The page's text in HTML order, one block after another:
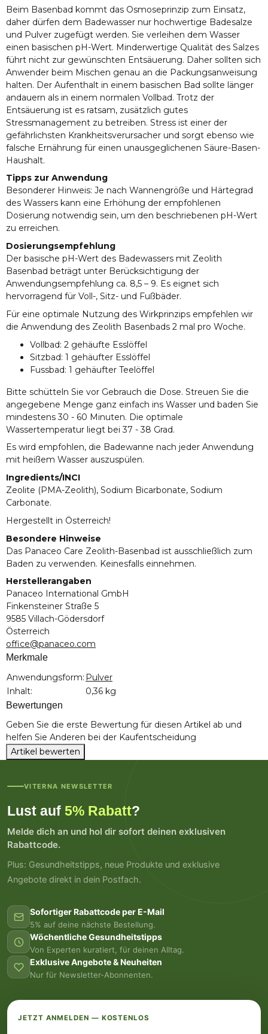
Beim Basenbad kommt das Osmoseprinzip zum Einsatz,
daher dürfen dem Badewasser nur hochwertige Badesalze
und Pulver zugefügt werden. Sie verleihen dem Wasser
einen basischen pH-Wert. Minderwertige Qualität des Salzes
führt nicht zur gewünschten Entsäuerung. Daher sollten sich
Anwender beim Mischen genau an die Packungsanweisung
halten. Der Aufenthalt in einem basischen Bad sollte länger
andauern als in einem normalen Vollbad. Trotz der
Entsäuerung ist es ratsam, zusätzlich gutes
Stressmanagement zu betreiben. Stress ist einer der
gefährlichsten Krankheitsverursacher und sorgt ebenso wie
falsche Ernährung für einen unausgeglichenen Säure-Basen-
Haushalt.
Tipps zur Anwendung
Besonderer Hinweis: Je nach Wannengröße und Härtegrad
des Wassers kann eine Erhöhung der empfohlenen
Dosierung notwendig sein, um den beschriebenen pH-Wert
zu erreichen.
Dosierungsempfehlung
Der basische pH-Wert des Badewassers mit Zeolith
Basenbad beträgt unter Berücksichtigung der
Anwendungsempfehlung ca. 8,5 – 9. Es eignet sich
hervorragend für Voll-, Sitz- und Fußbäder.
Für eine optimale Nutzung des Wirkprinzips empfehlen wir
die Anwendung des Zeolith Basenbads 2 mal pro Woche.
Vollbad: 2 gehäufte Esslöffel
Sitzbad: 1 gehäufter Esslöffel
Fussbad: 1 gehäufter Teelöffel
Bitte schütteln Sie vor Gebrauch die Dose. Streuen Sie die
angegebene Menge ganz einfach ins Wasser und baden Sie
mindestens 30 - 60 Minuten. Die optimale
Wassertemperatur liegt bei 37 - 38 Grad.
Es wird empfohlen, die Badewanne nach jeder Anwendung
mit heißem Wasser auszuspülen.
Ingredients/INCI
Zeolite (PMA-Zeolith), Sodium Bicarbonate, Sodium
Carbonate.
Hergestellt in Österreich!
Besondere Hinweise
Das Panaceo Care Zeolith-Basenbad ist ausschließlich zum
Baden zu verwenden. Keinesfalls einnehmen.
Herstellerangaben
Panaceo International GmbH
Finkensteiner Straße 5
9585 Villach-Gödersdorf
Österreich
office@panaceo.com
Merkmale
Produkteigenschaft
Wert
Anwendungsform: Pulver
Inhalt:
0,36 kg
Bewertungen
Geben Sie die erste Bewertung für diesen Artikel ab und
helfen Sie Anderen bei der Kaufentscheidung
Artikel bewerten
VITERNA NEWSLETTER
Lust auf 5% Rabatt?
Melde dich an und hol dir sofort deinen exklusiven
Rabattcode.
Plus: Gesundheitstipps, neue Produkte und exklusive
Angebote direkt in dein Postfach.
Sofortiger Rabattcode per E-Mail
5% auf deine nächste Bestellung.
Wöchentliche Gesundheitstipps
Von Experten kuratiert, für deinen Alltag.
Exklusive Angebote & Neuheiten
Nur für Newsletter-Abonnenten.
JETZT ANMELDEN — KOSTENLOS